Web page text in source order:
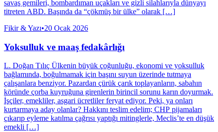
savaş gemileri, bombardıman uçakları ve gizli silahlarıyla dünyayı
titreten ABD. Başında da “çökmüş bir ülke” olarak […]
Fikir & Yazı•20 Ocak 2026
Yoksulluk ve maaş fedakârlığı
L. Doğan Tılıç Ülkenin büyük çoğunluğu, ekonomi ve yoksulluk
bağlamında, boğulmamak için başını suyun üzerinde tutmaya
çalışanlara benziyor. Pazardan çürük çarık toplayanların, sabahın
köründe çorba kuyruğuna girenlerin birincil sorunu karın doyurmak.
İşçiler, emekliler, asgari ücretliler feryat ediyor. Peki, ya onları
kurtarmaya aday olanlar? Hakkını teslim edelim; CHP pijamaları
çıkarıp eyleme katılma çağrısı yaptığı mitinglerle, Meclis’te en düşük
emekli […]